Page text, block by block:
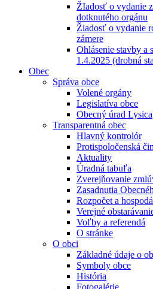
ŽIadosť o vydanie
dotknutého orgánu
Žiadosť o vydanie
zámere
Ohlásenie stavby a
1.4.2025 (drobná
Obec
Správa obce
Volené orgány
Legislatíva obce
Obecný úrad Lysica
Transparentná obec
Hlavný kontrolór
Protispoločenská
Aktuality
Úradná tabuľa
Zverejňovanie
Zasadnutia
Rozpočet a
Verejné
Voľby a referendá
O stránke
O obci
Základné údaje o
Symboly obce
História
Fotogalérie